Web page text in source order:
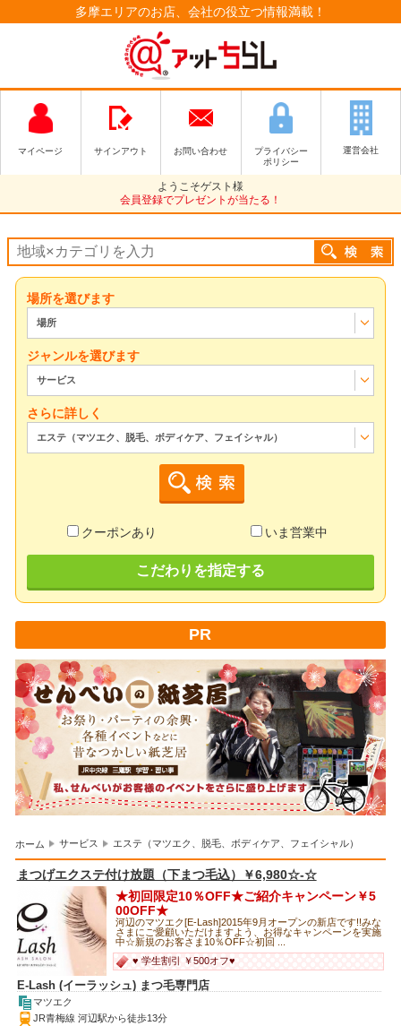
多摩エリアのお店、会社の役立つ情報満載！
マイページ サインアウト お問い合わせ
プライバシー
ポリシー
運営会社
ようこそゲスト様
会員登録でプレゼントが当たる！
場所を選びます
場所
ジャンルを選びます
サービス
さらに詳しく
エステ（マツエク、脱毛、ボディケア、フェイシャル）
クーポンあり いま営業中
こだわりを指定する
PR
ホーム サービス エステ（マツエク、脱毛、ボディケア、フェイシャル）
まつげエクステ付け放題（下まつ毛込）￥6,980☆-☆
★初回限定10％OFF★ご紹介キャンペーン￥5
00OFF★
河辺のマツエク[E-Lash]2015年9月オープンの新店です!!みな
さまにご愛顧いただけますよう、お得なキャンペーンを実施
中☆新規のお客さま10％OFF☆初回 ...
♥ 学生割引 ￥500オフ♥
E-Lash (イーラッシュ) まつ毛専門店
マツエク
JR青梅線 河辺駅から徒歩13分